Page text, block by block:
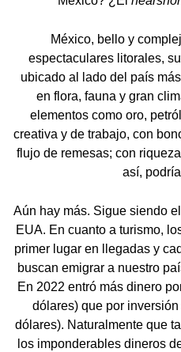
México, bello y
espectaculares litorales,
ubicado al lado del país
en flora, fauna y gran
elementos como oro,
creativa y de trabajo, con
flujo de remesas; con
así,
Aún hay más. Sigue siendo
EUA. En cuanto a turismo,
primer lugar en llegadas y
buscan emigrar a nuestro
En 2022 entró más dinero
dólares) que por
dólares). Naturalmente que
los imponderables dineros